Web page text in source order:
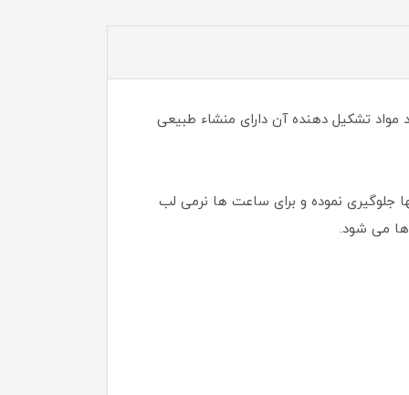
یک رژلب بسیار با کیفیت همراه با آبرسانی زیاد است که بصورت وگان فرموله شده و 89 درصد مواد تشکیل دهنده آن دارای منشاء طبیعی
جلوگیری نموده و برای ساعت ها نرمی لب
ها می شود.